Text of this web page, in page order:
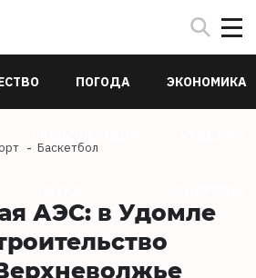
ПОГОДА ЭКОНОМИКА
Баскетбол
АЭС: в Удомле